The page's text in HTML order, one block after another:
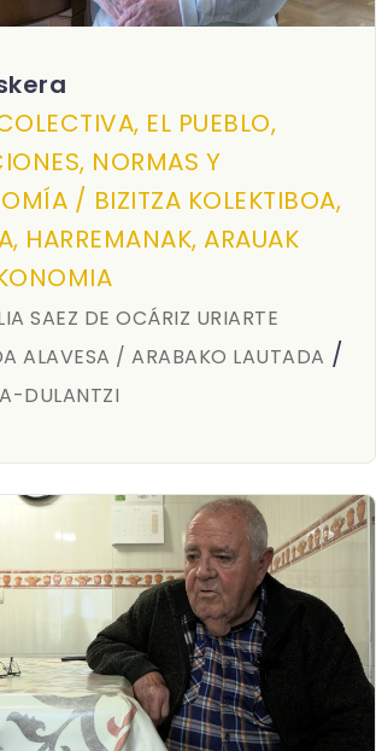
EL PUEBLO,
NORMAS Y
/ BIZITZA KOLEKTIBOA,
HARREMANAK, ARAUAK
SAEZ DE OCÁRIZ URIARTE
ALAVESA / ARABAKO LAUTADA /
DULANTZI